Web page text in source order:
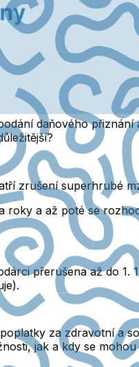
daňového
zrušení superhrubé
a až poté se
přerušena až do
za zdravotní a
jak a kdy se